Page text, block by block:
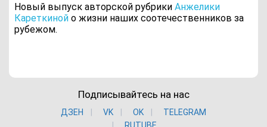
Новый выпуск авторской рубрикиАнжелики
Кареткиной о жизни наших соотечественников за
рубежом.
Подписывайтесь на нас
ДЗЕН VK ОK
TELEGRAM